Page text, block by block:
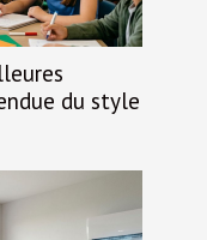
du style